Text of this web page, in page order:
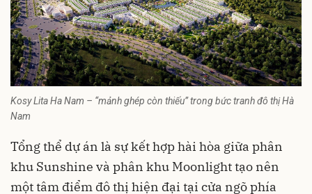
Kosy Lita Ha Nam – “mảnh ghép còn thiếu” trong bức tranh đô thị Hà
Nam
Tổng thể dự án là sự kết hợp hài hòa giữa phân
khu Sunshine và phân khu Moonlight tạo nên
một tâm điểm đô thị hiện đại tại cửa ngõ phía